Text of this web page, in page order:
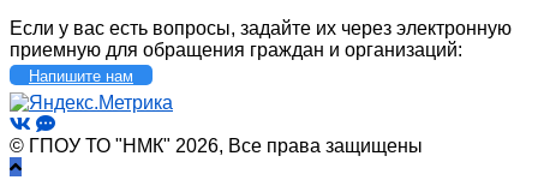
Если у вас есть вопросы, задайте их через электронную
приемную для обращения граждан и организаций:
Напишите нам
© ГПОУ ТО "НМК" 2026, Все права защищены